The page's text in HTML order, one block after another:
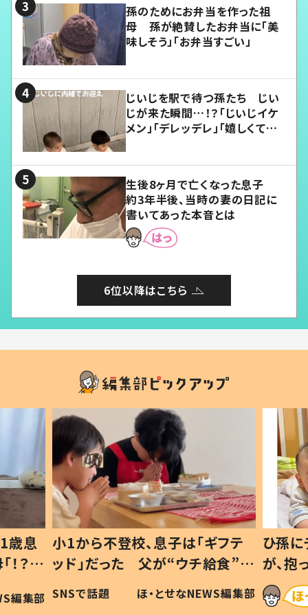
孫のためにお弁当を作った祖
母 孫が絶賛したお弁当に「美
味しそう」「お弁当すごい」
じいじを駅で待つ孫たち じい
じが来た瞬間…！？「じいじイケ
メン」「デレッデレ」「嬉しくて可
生後8ヶ月で亡くなった息子
約3年半後、当時の妻の日記に
書いてあった本音とは
6位以降はこちら
歳息
？」
編集部
小1から不登校、息子は「ギフテ
ッド」だった 父が“ウチ給食”を
作り続ける理由とは #令和の親
#令和の子
SNSで話題 ほ・とせなNEWS編集部
ひ孫
が、
「涙が
い」